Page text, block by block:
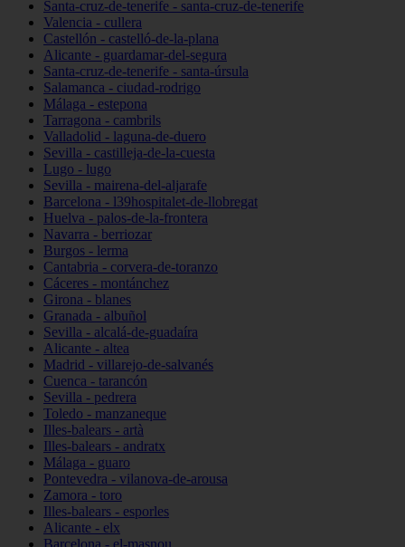
Santa-cruz-de-tenerife - santa-cruz-de-tenerife
Valencia - cullera
Castellón - castelló-de-la-plana
Alicante - guardamar-del-segura
Santa-cruz-de-tenerife - santa-úrsula
Salamanca - ciudad-rodrigo
Málaga - estepona
Tarragona - cambrils
Valladolid - laguna-de-duero
Sevilla - castilleja-de-la-cuesta
Lugo - lugo
Sevilla - mairena-del-aljarafe
Barcelona - l39hospitalet-de-llobregat
Huelva - palos-de-la-frontera
Navarra - berriozar
Burgos - lerma
Cantabria - corvera-de-toranzo
Cáceres - montánchez
Girona - blanes
Granada - albuñol
Sevilla - alcalá-de-guadaíra
Alicante - altea
Madrid - villarejo-de-salvanés
Cuenca - tarancón
Sevilla - pedrera
Toledo - manzaneque
Illes-balears - artà
Illes-balears - andratx
Málaga - guaro
Pontevedra - vilanova-de-arousa
Zamora - toro
Illes-balears - esporles
Alicante - elx
Barcelona - el-masnou